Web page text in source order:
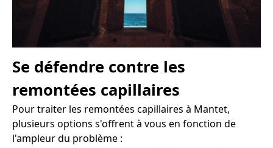
Se défendre contre les
remontées capillaires
Pour traiter les remontées capillaires à Mantet,
plusieurs options s'offrent à vous en fonction de
l'ampleur du problème :